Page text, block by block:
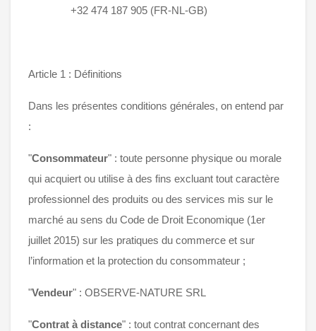
+32 474 187 905 (FR-NL-GB)
Article 1 : Définitions
Dans les présentes conditions générales, on entend par
:
"Consommateur" : toute personne physique ou morale
qui acquiert ou utilise à des fins excluant tout caractère
professionnel des produits ou des services mis sur le
marché au sens du Code de Droit Economique (1er
juillet 2015) sur les pratiques du commerce et sur
l’information et la protection du consommateur ;
"Vendeur" : OBSERVE-NATURE SRL
"Contrat à distance" : tout contrat concernant des